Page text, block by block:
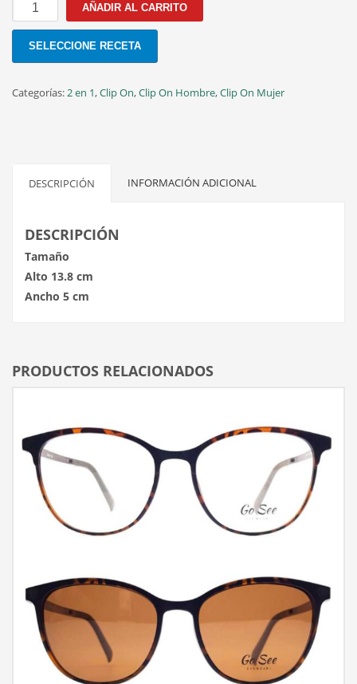
03
GRIS
AÑADIR AL CARRITO
SELECCIONE RECETA
Categorías:2 en 1,Clip On,Clip On Hombre,Clip On Mujer
DESCRIPCIÓN INFORMACIÓN ADICIONAL
DESCRIPCIÓN
Tamaño
Alto 13.8 cm
Ancho 5 cm
PRODUCTOS RELACIONADOS